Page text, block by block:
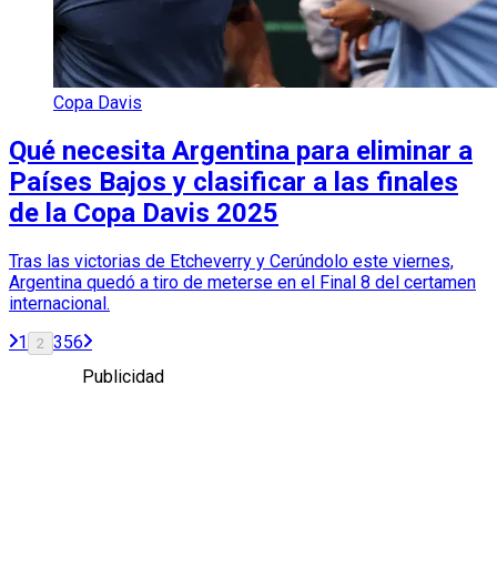
Copa Davis
Qué necesita Argentina para eliminar a
Países Bajos y clasificar a las finales
de la Copa Davis 2025
Tras las victorias de Etcheverry y Cerúndolo este viernes,
Argentina quedó a tiro de meterse en el Final 8 del certamen
internacional.
1
2 356
Publicidad